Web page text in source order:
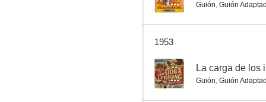
--
Guión, Guión
1953
-- La carga de los
Guión, Guión